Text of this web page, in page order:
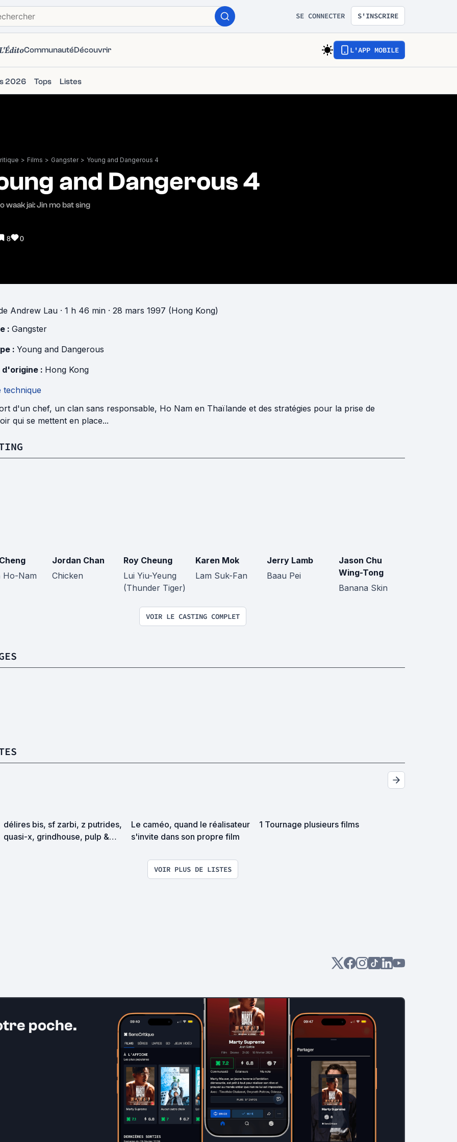
SE CONNECTER S'INSCRIRE
CommunautéDécouvrir L'APP MOBILE
2026 Tops Listes
> Films > Gangster > Young and Dangerous 4
and Dangerous 4
waak jai: Jin mo bat sing
8 0
Andrew Lau · 1 h 46 min · 28 mars 1997 (Hong Kong)
: Gangster
: Young and Dangerous
d'origine : Hong Kong
technique
d'un chef, un clan sans responsable, Ho Nam en Thaïlande et des stratégies pour la prise de
qui se mettent en place...
Ho-Nam
Jordan Chan
Chicken
Roy Cheung
Lui Yiu-Yeung
(Thunder Tiger)
Karen Mok
Lam Suk-Fan
Jerry Lamb
Baau Pei
Jason Chu
Wing-Tong
Banana Skin
VOIR LE CASTING COMPLET
délires bis, sf zarbi, z putrides,
quasi-x, grindhouse, pulp &
Le caméo, quand le réalisateur
s'invite dans son propre film
1 Tournage plusieurs films
VOIR PLUS DE LISTES
poche.